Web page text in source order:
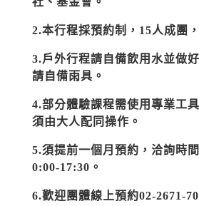
2.本行程採預約制，15人成團
3.戶外行程請自備飲用水並做
請自備雨具。
4.部分體驗課程需使用專業工
須由大人配同操作。
5.須提前一個月預約，洽詢時
0:00-17:30。
6.歡迎團體線上預約02-2671-